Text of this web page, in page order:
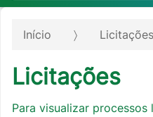
Início Licitações
Licitações
Para visualizar